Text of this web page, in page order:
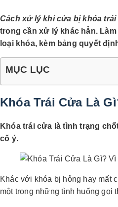
Cách xử lý khi cửa bị khóa trái
trong cần xử lý khác hẳn.
loại khóa, kèm bảng quyết
MỤC LỤC
Khóa Trái Cửa Là
Khóa trái cửa là tình trạng
cố ý.
Khác với khóa bị hỏng hay mất
một trong những tình huống gọi